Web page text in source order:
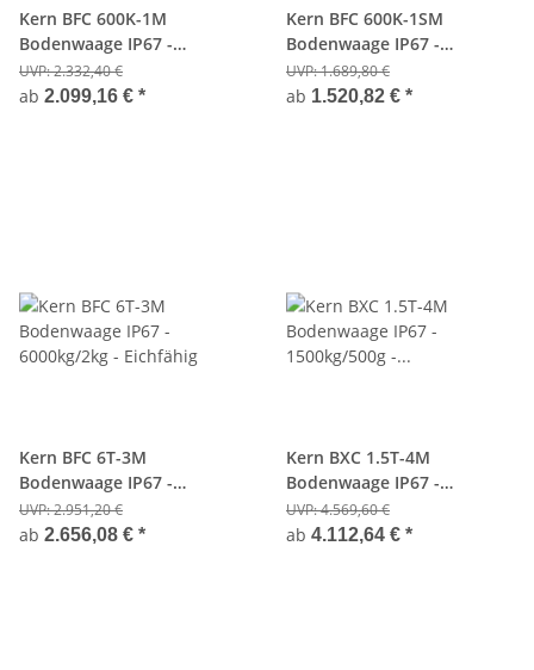
Kern BFC 600K-1M
Bodenwaage IP67 -
600kg/0,2kg - Eichfähig
UVP:2.332,40 €
ab 2.099,16 € *
Kern BFC 600K-1SM
Bodenwaage IP67 -
600kg/200g - Eichfähig
UVP:1.689,80 €
ab 1.520,82 € *
Kern BFC 6T-3M
Bodenwaage IP67 -
6000kg/2kg - Eichfähig
UVP:2.951,20 €
ab 2.656,08 € *
Kern BXC 1.5T-4M
Bodenwaage IP67 -
1500kg/500g - Eichfähig
UVP:4.569,60 €
ab 4.112,64 € *